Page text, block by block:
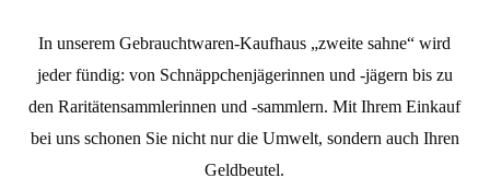
In unserem Gebrauchtwaren-Kaufhaus „zweite sahne“ wird
jeder fündig: von Schnäppchenjägerinnen und -jägern bis zu
den Raritätensammlerinnen und -sammlern. Mit Ihrem Einkauf
bei uns schonen Sie nicht nur die Umwelt, sondern auch Ihren
Geldbeutel.